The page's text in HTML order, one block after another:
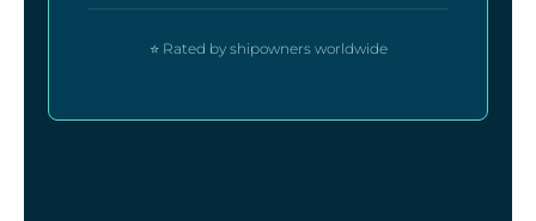
⭐ Rated by shipowners worldwide